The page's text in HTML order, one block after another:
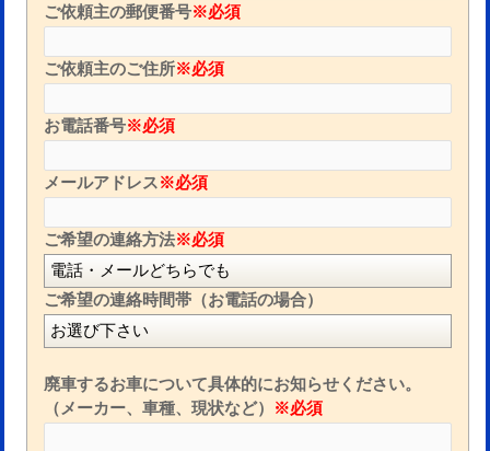
ご依頼主の郵便番号※必須
ご依頼主のご住所※必須
お電話番号※必須
メールアドレス※必須
ご希望の連絡方法※必須
ご希望の連絡時間帯（お電話の場合）
廃車するお車について具体的にお知らせください。
（メーカー、車種、現状など）
※必須